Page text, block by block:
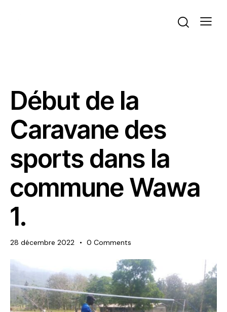
Début de la
Caravane des
sports dans la
commune Wawa
1.
28 décembre 2022 0 Comments